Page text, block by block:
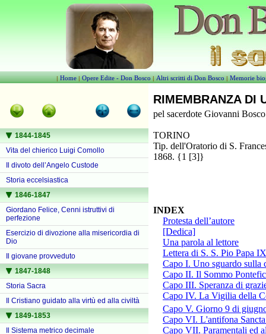
|Home|Opere Edite - Don Bosco |Altri scritti di Don Bosco|Memorie
1844-1845
Vita del chierico Luigi Comollo
Il divoto dell’Angelo Custode
Storia eccelsiastica
1846-1847
Giordano Felice, Cenni istruttivi di
perfezione
Esercizio di divozione alla misericordia di
Dio
Il giovane provveduto
1847-1848
Storia Sacra
Il Cristiano guidato alla virtù ed alla civiltà
1849-1853
Il Sistema metrico decimale
RIMEMBRANZA DI
pel sacerdote Giovanni Bosco
TORINO
Tip. dell'Oratorio di S.
1868. {1 [3]}
INDEX
Protesta dell’autore
[Dedica]
Una parola al lettore
Lettera di S. S. Pio Papa
Capo I. Uno sguardo sulla
Capo II. Il Sommo
Capo III. Speranza di
Capo IV. La Vigilia della
Capo V. Giorno 9 di
Capo VI. L'antifona
Capo VII. Paramentali ed